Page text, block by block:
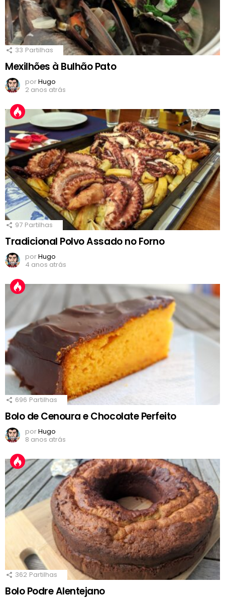
33 Partilhas
Mexilhões à Bulhão Pato
porHugo
2 anos atrás
97 Partilhas
Tradicional Polvo Assado no Forno
porHugo
4 anos atrás
696 Partilhas
Bolo de Cenoura e Chocolate Perfeito
porHugo
8 anos atrás
362 Partilhas
Bolo Podre Alentejano